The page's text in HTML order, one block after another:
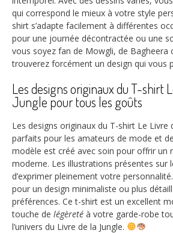
qui correspond le mieux à votre style
shirt s’adapte facilement à différentes
pour une journée décontractée ou une
vous soyez fan de Mowgli, de Bagheera
trouverez forcément un design qui vous
Les designs originaux du T-shirt
Jungle pour tous les goûts
Les designs originaux du T-shirt Le Livre
parfaits pour les amateurs de mode et
modèle est créé avec soin pour offrir un
moderne. Les illustrations présentes sur
d’exprimer pleinement votre
pour un design minimaliste ou plus
préférences. Ce t-shirt est un excellent
touche de légèreté à votre garde-robe
l’univers du Livre de la Jungle.